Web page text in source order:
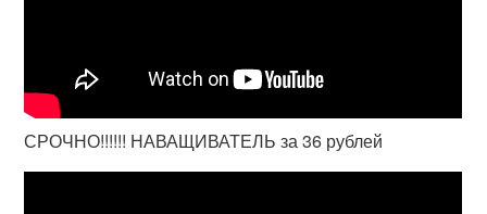
СРОЧНО!!!!!! НАВАЩИВАТЕЛЬ за 36 рублей